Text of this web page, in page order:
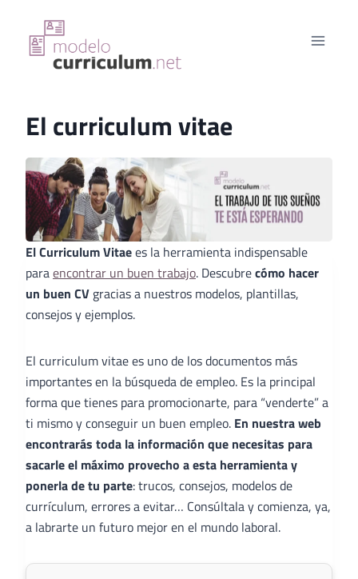
contenido
El curriculum vitae
El Curriculum Vitaees la herramienta indispensable
paraencontrar un buen trabajo. Descubrecómo hacer
un buen CV gracias a nuestros modelos, plantillas,
consejos y ejemplos.
El curriculum vitae es uno de los documentos más
importantes en la búsqueda de empleo. Es la principal
forma que tienes para promocionarte, para “venderte” a
ti mismo y conseguir un buen empleo. En nuestra web
encontrarás toda la información que necesitas para
sacarle el máximo provecho a esta herramienta y
ponerla de tu parte: trucos, consejos, modelos de
currículum, errores a evitar… Consúltala y comienza, ya,
a labrarte un futuro mejor en el mundo laboral.